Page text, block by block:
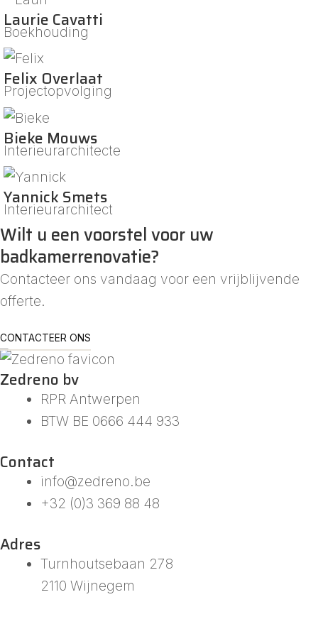
Laurie Cavatti
Boekhouding
Felix Overlaat
Projectopvolging
Bieke Mouws
Interieurarchitecte
Yannick Smets
Interieurarchitect
Wilt u een voorstel voor uw
badkamerrenovatie?
Contacteer ons vandaag voor een vrijblijvende
offerte.
CONTACTEER ONS
Zedreno bv
RPR Antwerpen
BTW BE 0666 444 933
Contact
info@zedreno.be
+32 (0)3 369 88 48
Adres
Turnhoutsebaan 278
2110 Wijnegem